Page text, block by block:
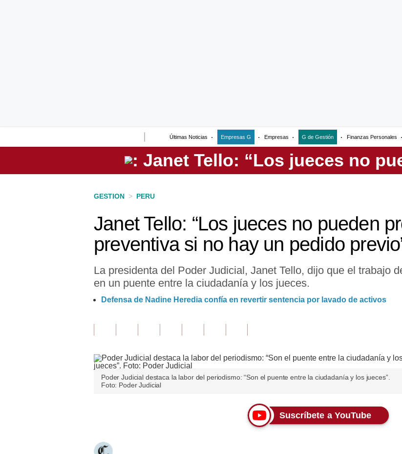
Últimas Noticias Empresas G Empresas G de Gestión Finanzas Personales
Perú
GESTION > PERU
Janet Tello: “Los jueces no pueden
preventiva si no hay un pedido
La presidenta del Poder Judicial, Janet Tello, dijo que el trabajo
en un puente entre la ciudadanía y los jueces.
Defensa de Nadine Heredia confía en revertir sentencia por lavado de activos
Poder Judicial destaca la labor del periodismo: “Son el puente entre la ciudadanía y los jueces”.
Foto: Poder Judicial
Suscríbete a YouTube